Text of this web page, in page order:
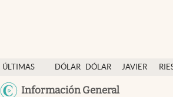
ÚLTIMAS
NOTICIAS
DÓLAR
DÓLAR
JAVIER
Información General
Dólar
Members